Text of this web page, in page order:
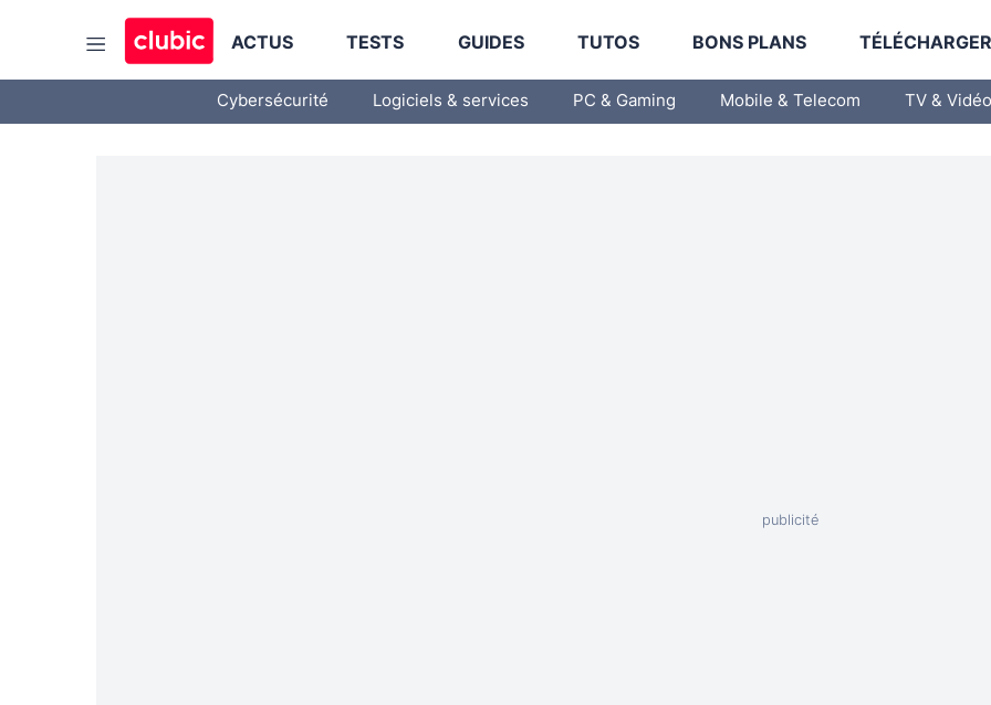
ACTUS TESTS GUIDES TUTOS BONS PLANS
Cybersécurité Logiciels & services PC & Gaming Mobile & Telecom TV & Vidéo